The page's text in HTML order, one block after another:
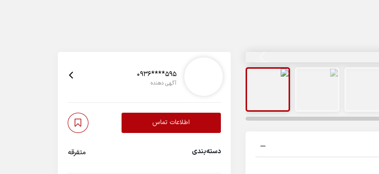
0936****595
آگهی دهنده
اطلاعات تماس
دسته‌بندی متفرقه